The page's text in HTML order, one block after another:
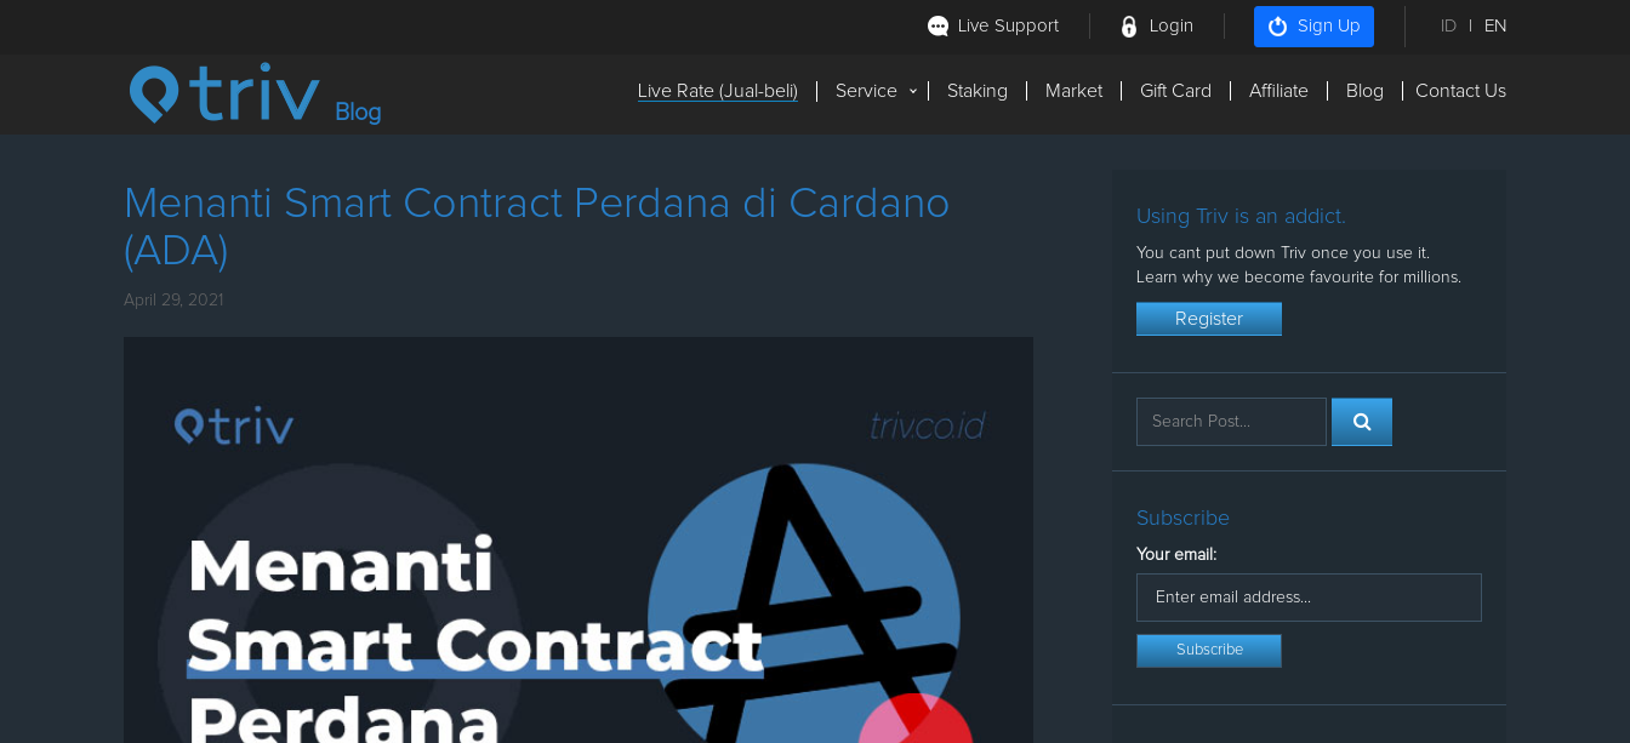
Live Support Login Sign Up ID | EN
Blog
Live Rate (Jual-beli) Service Staking Market Gift Card Affiliate Blog Contact Us
Menanti Smart Contract Perdana di Cardano
(ADA)
April 29, 2021
Using Triv is an addict.
You cant put down Triv once you use it.
Learn why we become favourite for millions.
Register
Subscribe
Your email: